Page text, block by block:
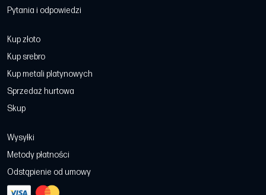
Pytania i odpowiedzi
Kup złoto
Kup srebro
Kup metali platynowych
Sprzedaż hurtowa
Skup
Wysyłki
Metody płatności
Odstąpienie od umowy